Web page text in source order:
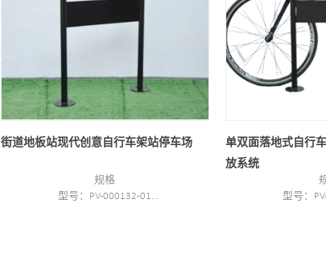
街道地板站现代创意自行车架站停车场
规格
型号：PV-000132-01
单双面落地式自行
放系统
型号：